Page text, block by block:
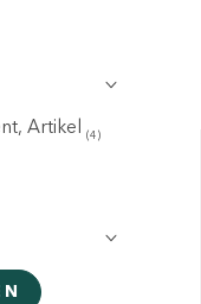
Artikel (4)